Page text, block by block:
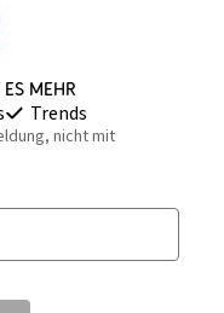
mehr
Trends
nicht mit